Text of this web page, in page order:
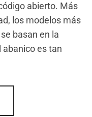
abierto. Más
los modelos más
basan en la
abanico es tan